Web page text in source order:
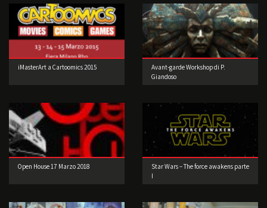
iMasterArt a Cartoomics 2015
Avant-garde Workshop di P.
Giandoso
Open House 17 Marzo 2018
Star Wars – The force awakens parte
I